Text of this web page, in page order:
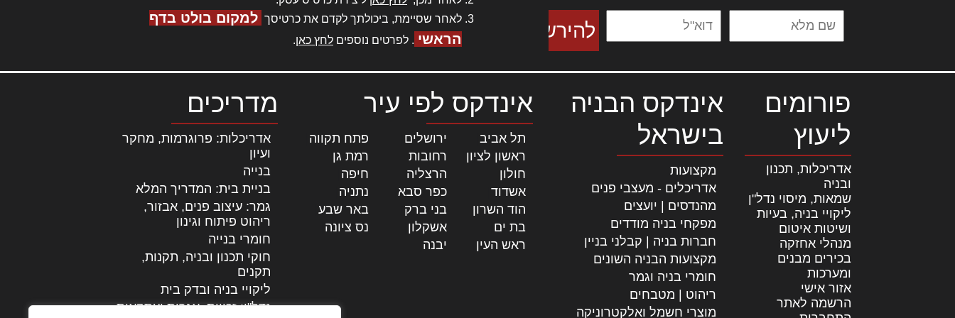
לאחר שסיימת, ביכולתך לקדם את כרטיסך למקום בולט בדף
הראשי . לפרטים נוספים לחץ כאן.
פורומים
ליעוץ
אדריכלות, תכנון
ובניה
שמאות, מיסוי נדל"ן
ליקויי בניה, בעיות
ושיטות איטום
מנהלי אחזקה
בכירים מבנים
ומערכות
אזור אישי
הרשמה לאתר
אינדקס הבניה
בישראל
מקצועות
אדריכלים - מעצבי פנים
מהנדסים | יועצים
מפקחי בניה מודדים
חברות בניה | קבלני בניין
מקצועות הבניה השונים
חומרי בניה וגמר
ריהוט | מטבחים
מוצרי חשמל ואלקטרוניקה
אינדקס לפי עיר
תל אביב ירושלים פתח תקווה
ראשון לציון
רחובות| רמת גן
חולון
הרצליה חיפה
אשדוד
כפר סבא| נתניה
הוד השרון
בני ברק באר שבע
בת ים
אשקלון נס ציונה
ראש העין
יבנה
מדריכים
אדריכלות: פרוגרמות, מחקר
ועיון
בנייה
בניית בית: המדריך המלא
גמר: עיצוב פנים, אבזור,
ריהוט פיתוח וגינון
חומרי בנייה
חוקי תכנון ובניה, תקנות,
תקנים
ליקויי בניה ובדק בית
נדל"ן: זכויות, אגרות ועסקאות